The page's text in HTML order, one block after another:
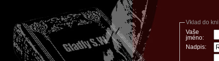
Vklad do
Vaše
jméno:
Nadpis: